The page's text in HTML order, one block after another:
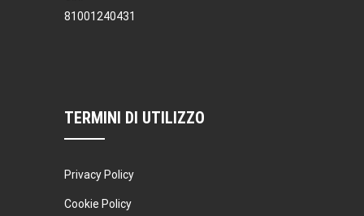
81001240431
TERMINI DI UTILIZZO
Privacy Policy
Cookie Policy